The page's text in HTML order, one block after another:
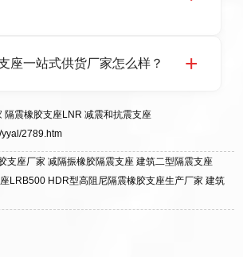
地。
住宅隔震工程，实体工厂现货充足，
话：13323182312，地址：衡水高新
9 号。
座一站式供货厂家怎么样？
厂家，拥有多年行业生产经验，国标
LNR/HDR/FPS 全系列支座，资
告完备，提供选型、深化、供货、安
服务，厂址衡水高新区北方工业基地
隔震橡胶支座LNR 减震和抗震支座
yyal/2789.htm
支座厂家 减隔振橡胶隔震支座 建筑二型隔震支座
LRB500 HDR型高阻尼隔震橡胶支座生产厂家 建筑